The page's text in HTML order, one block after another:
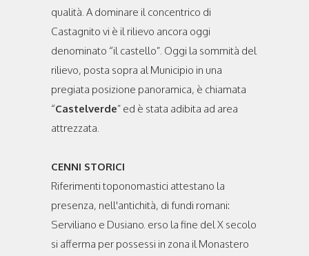
qualità. A dominare il concentrico di
Castagnito vi è il rilievo ancora oggi
denominato “il castello”. Oggi la sommità del
rilievo, posta sopra al Municipio in una
pregiata posizione panoramica, è chiamata
“Castelverde” ed è stata adibita ad area
attrezzata.
CENNI STORICI
Riferimenti toponomastici attestano la
presenza, nell'antichità, di fundi romani:
Serviliano e Dusiano. erso la fine del X secolo
si afferma per possessi in zona il Monastero